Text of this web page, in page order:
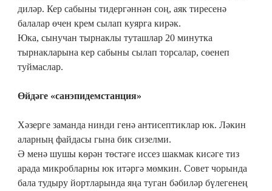
диләр. Кер сабыны тидергәннән соң, аяк тиресенә
балалар өчен крем сылап куярга кирәк.
Юка, сынучан тырнаклы туташлар 20 минутка
тырнакларына кер сабыны сылап торсалар, сөенеп
туймаслар.
Өйдәге «санэпидемстанция»
Хәзерге заманда нинди генә антисептиклар юк. Ләкин
аларның файдасы гына бик сизелми.
Ә менә шушы көрән төстәге иссез шакмак кисәге тиз
арада микробларны юк итәргә мөмкин. Совет чорында
бала тудыру йортларында яңа туган бәбиләр бүлегенең